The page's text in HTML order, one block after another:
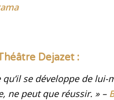
Dejazet :
se développe de lui-
ne peut que réussir. » –